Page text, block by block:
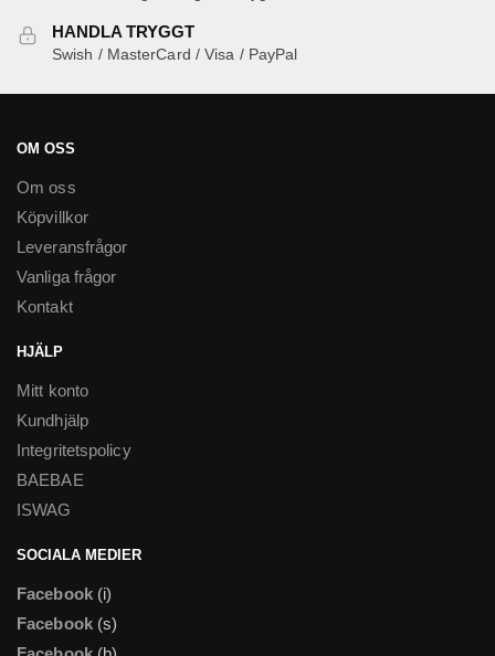
produktsidan
HANDLA TRYGGT
Swish / MasterCard / Visa / PayPal
OM OSS
Om oss
Köpvillkor
Leveransfrågor
Vanliga frågor
Kontakt
HJÄLP
Mitt konto
Kundhjälp
Integritetspolicy
BAEBAE
ISWAG
SOCIALA MEDIER
Facebook(i)
Facebook(s)